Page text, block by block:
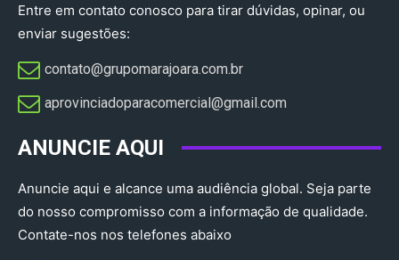
Entre em contato conosco para tirar dúvidas, opinar, ou
enviar sugestões:
contato@grupomarajoara.com.br
aprovinciadoparacomercial@gmail.com​
ANUNCIE AQUI
Anuncie aqui e alcance uma audiência global. Seja parte
do nosso compromisso com a informação de qualidade.
Contate-nos nos telefones abaixo